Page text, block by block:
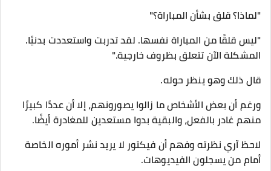
"لماذا؟ قلق بشأن المباراة؟"
"ليس قلقًا من المباراة نفسها. لقد تدربت واستعددت بدنيًا.
المشكلة الآن تتعلق بظروف خارجية."
قال ذلك وهو ينظر حوله.
ورغم أن بعض الأشخاص ما زالوا يصورونهم، إلا أن عددًا كبيرًا
منهم غادر بالفعل، والبقية بدوا مستعدين للمغادرة أيضًا.
لاحظ آري نظرته وفهم أن فيكتور لا يريد نشر أموره الخاصة
أمام من يسجلون الفيديوهات.